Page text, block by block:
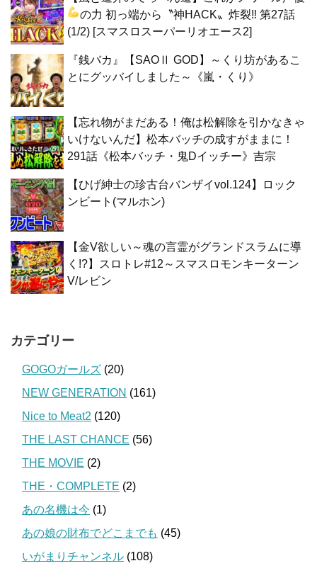
の力 初っ端から〝神HACK〟炸裂‼ 第27話
(1/2) [スマスロスーパーリオエース2]
『銭バカ』【SAOⅡ GOD】～くり坊があるこ
とにグッバイしました～《嵐・くり》
【忘れ物がまだある！俺は松解除を引かなきゃ
いけないんだ】松本バッチの成すがままに！
291話《松本バッチ・鬼Dイッチー》吉宗
【ひげ紳士の珍古台バンザイvol.124】ロック
ンビート(マルホン)
【金V欲しい～魂の言霊がグランドスラムに導
く!?】スロトレ#12～スマスロモンキーターン
V/レビン
カテゴリー
GOGOガールズ (20)
NEW GENERATION (161)
Nice to Meat2 (120)
THE LAST CHANCE (56)
THE MOVIE (2)
THE・COMPLETE (2)
あの名機は今 (1)
あの娘の財布でどこまでも (45)
いがまりチャンネル (108)